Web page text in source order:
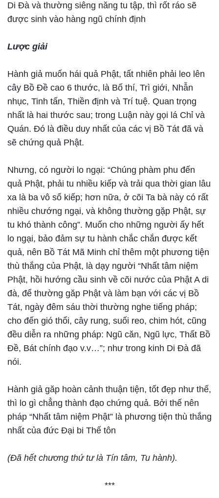
Di Đà và thường siêng năng tu tập, thì rốt ráo sẽ
được sinh vào hàng ngũ chính định
Lược giải
Hành giả muốn hái quả Phật, tất nhiên phải leo lên
cây Bồ Đề cao 6 thước, là Bố thí, Trì giới, Nhẫn
nhục, Tinh tấn, Thiền định và Trí tuệ. Quan trọng
nhất là hai thước sau; trong Luận này gọi lá Chỉ và
Quán. Đó là điều duy nhất của các vị Bồ Tát đã và
sẽ chứng quả Phật.
Nhưng, có người lo ngại: “Chúng phàm phu đến
quả Phật, phải tu nhiều kiếp và trải qua thời gian lâu
xa là ba vô số kiếp; hơn nữa, ở cõi Ta bà này có rất
nhiều chướng ngại, và không thường gặp Phật, sự
tu khó thành công”. Muốn cho những người ấy hết
lo ngại, bảo đảm sự tu hành chắc chắn được kết
quả, nên Bồ Tát Mã Minh chỉ thêm một phương tiện
thù thắng của Phật, là dạy người “Nhất tâm niệm
Phật, hồi hướng cầu sinh về cõi nước của Phật A di
đà, để thường găp Phật và làm bạn với các vị Bồ
Tát, ngày đêm sáu thời thường nghe tiếng pháp;
cho đến gió thổi, cây rung, suối reo, chim hót, cũng
đều diễn ra những pháp: Ngũ căn, Ngũ lực, Thất Bồ
Đề, Bát chính đạo v.v…”; như trong kinh Di Đà đã
nói.
Hành giả găp hoàn cảnh thuận tiện, tốt đẹp như thế,
thì lo gì chẳng thành đạo chứng quả. Bởi thế nên
pháp “Nhất tâm niệm Phật” là phương tiện thù thắng
nhất của đức Đại bi Thế tôn
(Đã hết chương thứ tư là Tín tâm, Tu hành).
***